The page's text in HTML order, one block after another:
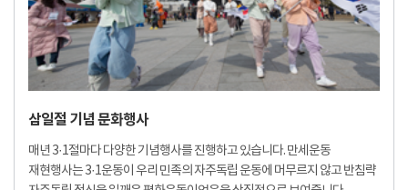
삼일절 기념 문화행사
매년 3·1절마다 다양한 기념행사를 진행하고 있습니다. 만세운동
재현행사는 3·1운동이 우리 민족의 자주독립 운동에 머무르지 않고 반침략